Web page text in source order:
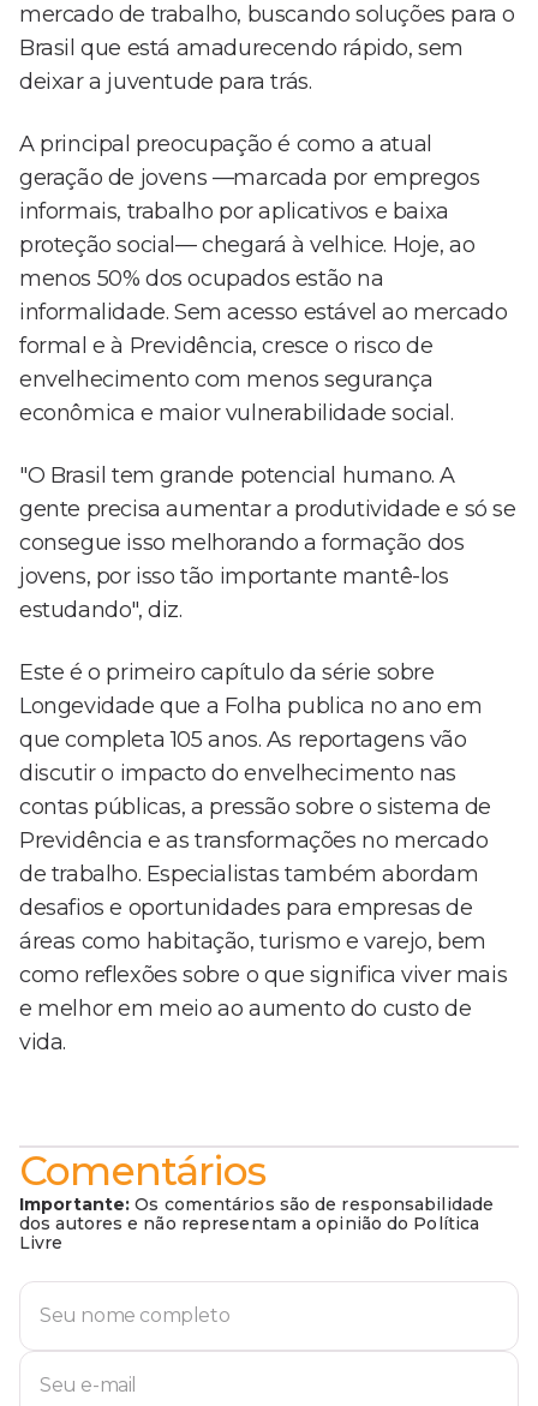
mercado de trabalho, buscando soluções para o
Brasil que está amadurecendo rápido, sem
deixar a juventude para trás.
A principal preocupação é como a atual
geração de jovens —marcada por empregos
informais, trabalho por aplicativos e baixa
proteção social— chegará à velhice. Hoje, ao
menos 50% dos ocupados estão na
informalidade. Sem acesso estável ao mercado
formal e à Previdência, cresce o risco de
envelhecimento com menos segurança
econômica e maior vulnerabilidade social.
"O Brasil tem grande potencial humano. A
gente precisa aumentar a produtividade e só se
consegue isso melhorando a formação dos
jovens, por isso tão importante mantê-los
estudando", diz.
Este é o primeiro capítulo da série sobre
Longevidade que a Folha publica no ano em
que completa 105 anos. As reportagens vão
discutir o impacto do envelhecimento nas
contas públicas, a pressão sobre o sistema de
Previdência e as transformações no mercado
de trabalho. Especialistas também abordam
desafios e oportunidades para empresas de
áreas como habitação, turismo e varejo, bem
como reflexões sobre o que significa viver mais
e melhor em meio ao aumento do custo de
vida.
Comentários
Importante: Os comentários são de responsabilidade
dos autores e não representam a opinião do Política
Livre